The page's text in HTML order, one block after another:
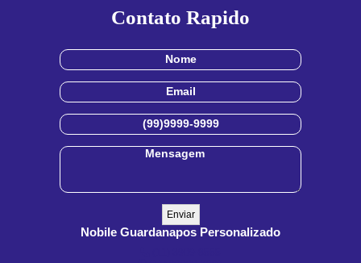
Contato Rapido
Nobile Guardanapos Personalizado